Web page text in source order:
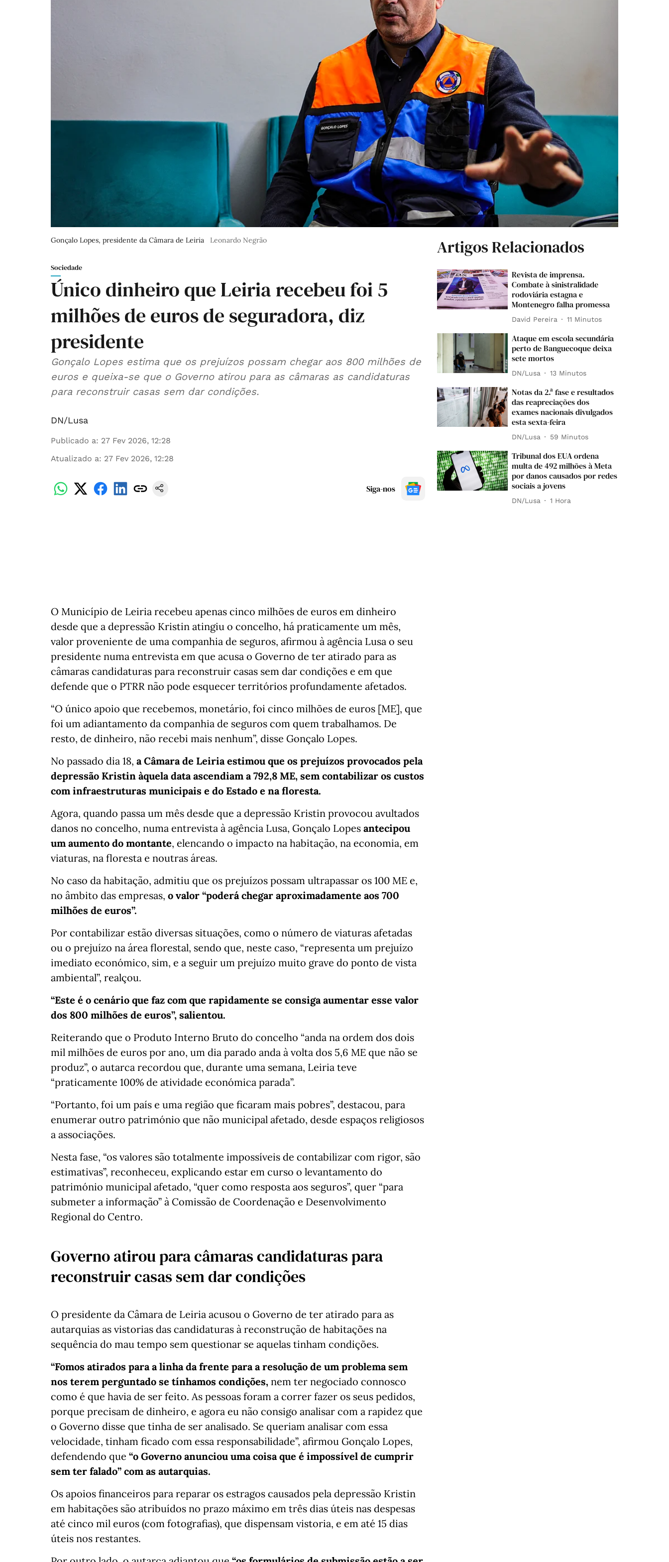
Gonçalo Lopes, presidente da Câmara de Leiria Leonardo Negrão
Sociedade
Único dinheiro que Leiria recebeu foi 5
milhões de euros de seguradora, diz
presidente
Gonçalo Lopes estima que os prejuízos possam chegar aos 800 milhões de
euros e queixa-se que o Governo atirou para as câmaras as candidaturas
para reconstruir casas sem dar condições.
DN/Lusa
Publicado a: 27 Fev 2026, 12:28
Atualizado a: 27 Fev 2026, 12:28
Siga-nos
O Município de Leiria recebeu apenas cinco milhões de euros em dinheiro
desde que a depressão Kristin atingiu o concelho, há praticamente um mês,
valor proveniente de uma companhia de seguros, afirmou à agência Lusa o seu
presidente numa entrevista em que acusa o Governo de ter atirado para as
câmaras candidaturas para reconstruir casas sem dar condições e em que
defende que o PTRR não pode esquecer territórios profundamente afetados.
“O único apoio que recebemos, monetário, foi cinco milhões de euros [ME], que
foi um adiantamento da companhia de seguros com quem trabalhamos. De
resto, de dinheiro, não recebi mais nenhum”, disse Gonçalo Lopes.
No passado dia 18, a Câmara de Leiria estimou que os prejuízos provocados pela
depressão Kristin àquela data ascendiam a 792,8 ME, sem contabilizar os custos
com infraestruturas municipais e do Estado e na floresta.
Agora, quando passa um mês desde que a depressão Kristin provocou avultados
danos no concelho, numa entrevista à agência Lusa, Gonçalo Lopes antecipou
um aumento do montante, elencando o impacto na habitação, na economia, em
viaturas, na floresta e noutras áreas.
No caso da habitação, admitiu que os prejuízos possam ultrapassar os 100 ME e,
no âmbito das empresas, o valor “poderá chegar aproximadamente aos 700
milhões de euros”.
Por contabilizar estão diversas situações, como o número de viaturas afetadas
ou o prejuízo na área florestal, sendo que, neste caso, “representa um prejuízo
imediato económico, sim, e a seguir um prejuízo muito grave do ponto de vista
ambiental”, realçou.
“Este é o cenário que faz com que rapidamente se consiga aumentar esse valor
dos 800 milhões de euros”, salientou.
Reiterando que o Produto Interno Bruto do concelho “anda na ordem dos dois
mil milhões de euros por ano, um dia parado anda à volta dos 5,6 ME que não se
produz”, o autarca recordou que, durante uma semana, Leiria teve
“praticamente 100% de atividade económica parada”.
“Portanto, foi um país e uma região que ficaram mais pobres”, destacou, para
enumerar outro património que não municipal afetado, desde espaços religiosos
a associações.
Nesta fase, “os valores são totalmente impossíveis de contabilizar com rigor, são
estimativas”, reconheceu, explicando estar em curso o levantamento do
património municipal afetado, “quer como resposta aos seguros”, quer “para
submeter a informação” à Comissão de Coordenação e Desenvolvimento
Regional do Centro.
Governo atirou para câmaras candidaturas para
reconstruir casas sem dar condições
O presidente da Câmara de Leiria acusou o Governo de ter atirado para as
autarquias as vistorias das candidaturas à reconstrução de habitações na
sequência do mau tempo sem questionar se aquelas tinham condições.
“Fomos atirados para a linha da frente para a resolução de um problema sem
nos terem perguntado se tínhamos condições, nem ter negociado connosco
como é que havia de ser feito. As pessoas foram a correr fazer os seus pedidos,
porque precisam de dinheiro, e agora eu não consigo analisar com a rapidez que
o Governo disse que tinha de ser analisado. Se queriam analisar com essa
velocidade, tinham ficado com essa responsabilidade”, afirmou Gonçalo Lopes,
defendendo que “o Governo anunciou uma coisa que é impossível de cumprir
sem ter falado” com as autarquias.
Os apoios financeiros para reparar os estragos causados pela depressão Kristin
em habitações são atribuídos no prazo máximo em três dias úteis nas despesas
até cinco mil euros (com fotografias), que dispensam vistoria, e em até 15 dias
úteis nos restantes.
Artigos Relacionados
Revista de imprensa.
Combate à sinistralidade
rodoviária estagna e
Montenegro falha promessa
David Pereira 11 Minutos
Ataque em escola secundária
perto de Banguecoque deixa
sete mortos
DN/Lusa 13 Minutos
Notas da 2.ª fase e resultados
das reapreciações dos
exames nacionais divulgados
esta sexta-feira
DN/Lusa 59 Minutos
Tribunal dos EUA ordena
multa de 492 milhões à Meta
por danos causados por redes
sociais a jovens
DN/Lusa 1 Hora